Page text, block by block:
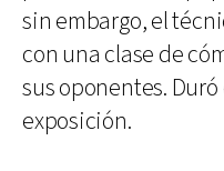
sin embargo, el
con una clase de
sus oponentes.
exposición.